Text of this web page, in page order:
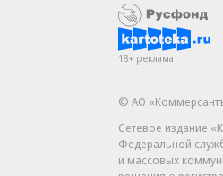
18+ реклама
© АО
Сетевое издание
Федеральной
и массовых